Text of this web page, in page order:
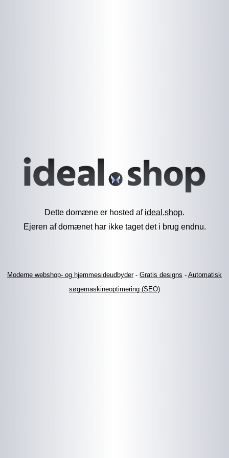
Dette domæne er hosted af ideal.shop.
Ejeren af domænet har ikke taget det i brug endnu.
Moderne webshop- og hjemmesideudbyder- Gratis designs - Automatisk
søgemaskineoptimering (SEO)